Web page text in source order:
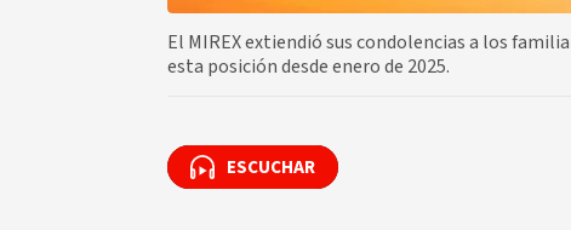
El MIREX extiendió sus condolencias a los
esta posición desde enero de 2025.
ESCUCHAR
ESCUCHAR